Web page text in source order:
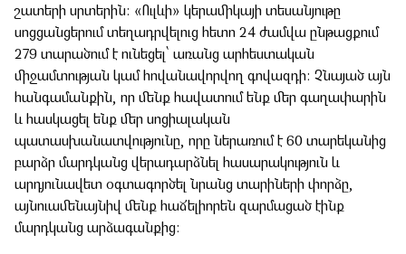
շատերի սրտերին։ «Ուլևի» կերամիկայի տեսանյութը
սոցցանցերում տեղադրվելուց հետո 24 ժամվա ընթացքում
279 տարածում է ունեցել՝ առանց արհեստական
միջամտության կամ հովանավորվող գովազդի։ Չնայած այն
հանգամանքին, որ մենք հավատում ենք մեր գաղափարին
և հասկացել ենք մեր սոցիալական
պատասխանատվությունը, որը ներառում է 60 տարեկանից
բարձր մարդկանց վերադարձնել հասարակություն և
արդյունավետ օգտագործել նրանց տարիների փորձը,
այնուամենայնիվ մենք հաճելիորեն զարմացած էինք
մարդկանց արձագանքից։